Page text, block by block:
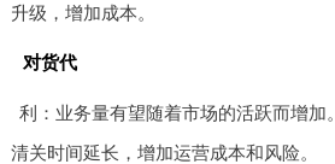
升级，增加成本。
对货代
利：业务量有望随着市场的活跃而增加
清关时间延长，增加运营成本和风险。